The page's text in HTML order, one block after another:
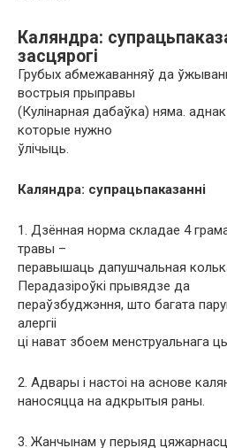
Каляндра:
засцярогі
Грубых абмежаванняў да
вострыя прыправы
(Кулінарная дабаўка) няма.
которые нужно
ўлічыць.
Каляндра: супрацьпаказанні
1. Дзённая норма складае 4
травы –
перавышаць дапушчальная
Перадазіроўкі прывядзе да
пераўзбуджэння, што багата
алергіі
ці нават збоем менструальнага
2. Адвары і настоі на аснове
наносяцца на адкрытыя раны.
3. Жанчынам у перыяд